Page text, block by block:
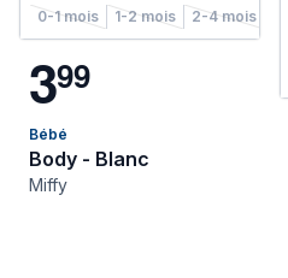
0-1 mois 1-2 mois 2-4 mois
399
Bébé
Body - Blanc
Miffy